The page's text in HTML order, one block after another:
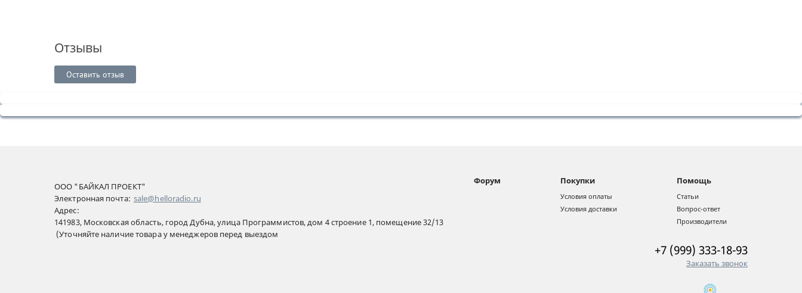
Отзывы
Оставить отзыв
ООО "БАЙКАЛ ПРОЕКТ"
Электронная почта: sale@helloradio.ru
Адрес:
141983, Московская область, город Дубна, улица Программистов, дом 4 строение 1, помещение 32/13
(Уточняйте наличие товара у менеджеров перед выездом
Форум Покупки
Условия оплаты
Условия доставки
Помощь
Статьи
Вопрос-ответ
Производители
+7 (999) 333-18-93
Заказать звонок